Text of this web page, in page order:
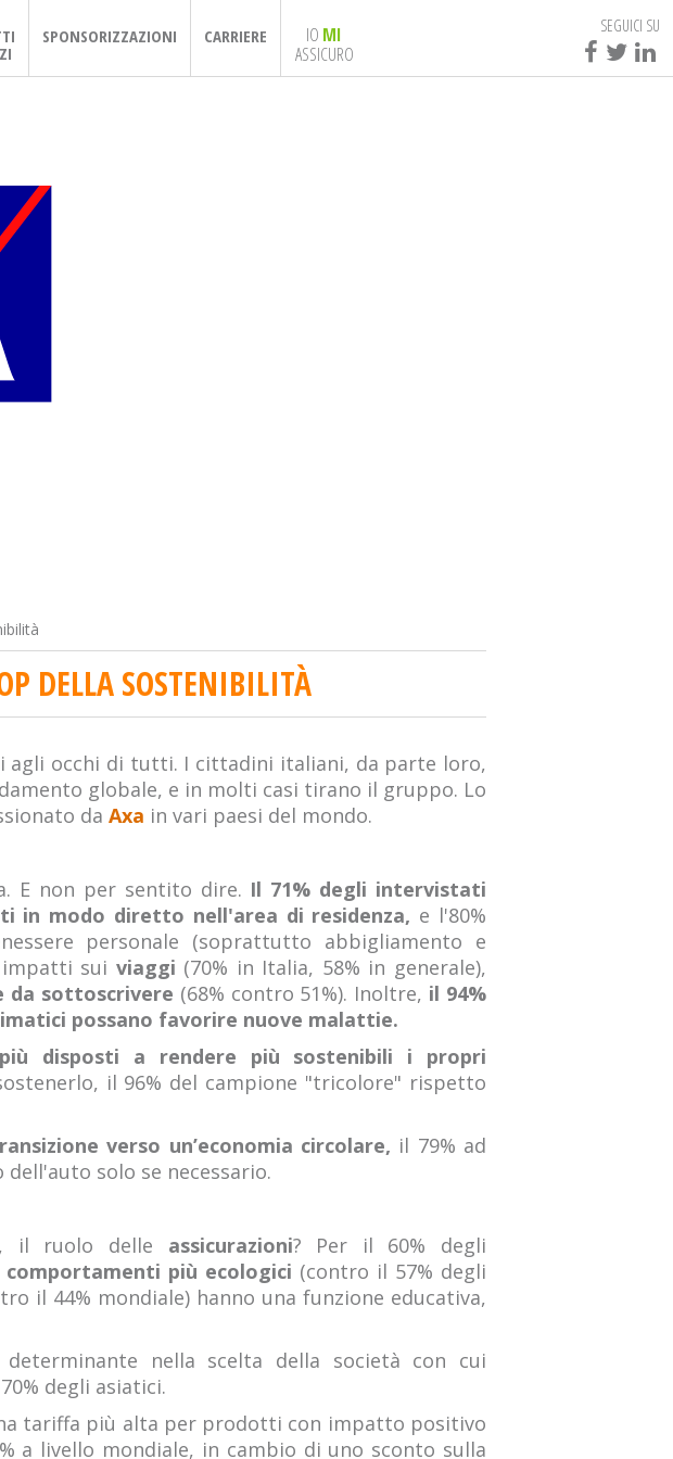
SPONSORIZZAZIONI CARRIERE IO MI
ASSICURO
SEGUICI SU
DELLA SOSTENIBILITÀ
agli occhi di tutti. I cittadini italiani, da parte loro,
globale, e in molti casi tirano il gruppo. Lo
da Axa in vari paesi del mondo.
E non per sentito dire. Il 71% degli intervistati
modo diretto nell'area di residenza, e l'80%
personale (soprattutto abbigliamento e
sui viaggi (70% in Italia, 58% in generale),
da sottoscrivere (68% contro 51%). Inoltre, il 94%
possano favorire nuove malattie.
disposti a rendere più sostenibili i propri
il 96% del campione "tricolore" rispetto
verso un’economia circolare, il 79% ad
solo se necessario.
il ruolo delle assicurazioni? Per il 60% degli
più ecologici (contro il 57% degli
il 44% mondiale) hanno una funzione educativa,
nella scelta della società con cui
degli asiatici.
tariffa più alta per prodotti con impatto positivo
a livello mondiale, in cambio di uno sconto sulla